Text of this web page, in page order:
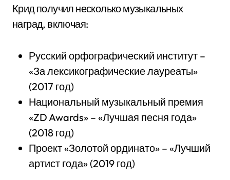
Крид получил несколько музыкальных
наград, включая:
Русский орфографический институт –
«За лексикографические лауреаты»
(2017 год)
Национальный музыкальный премия
«ZD Awards» – «Лучшая песня года»
(2018 год)
Проект «Золотой ординато» – «Лучший
артист года» (2019 год)